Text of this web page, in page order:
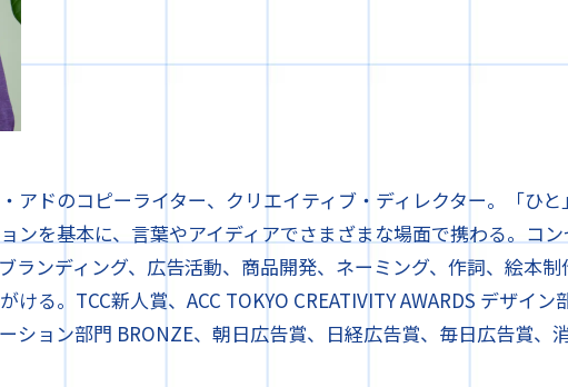
アドのコピーライター、クリエイティブ・ディレクター。「ひと
ンを基本に、言葉やアイディアでさまざまな場面で携わる。コ
ランディング、広告活動、商品開発、ネーミング、作詞、絵本制
る。TCC新人賞、ACC TOKYO CREATIVITY AWARDS デザイン
ション部門 BRONZE、朝日広告賞、日経広告賞、毎日広告賞、